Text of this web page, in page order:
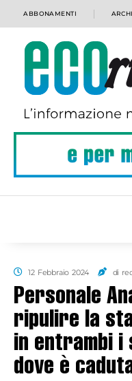
ABBONAMENTI
12 Febbraio 2024 di
Personale
ripulire la
in entrambi i
dove è